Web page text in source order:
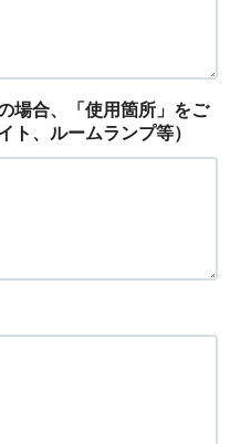
場合、「使用箇所」をご
ト、ルームランプ等）